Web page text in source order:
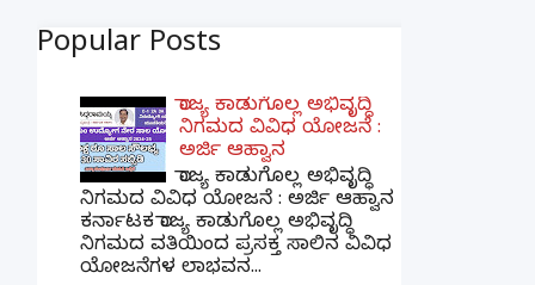
Popular Posts
ರಾಜ್ಯ ಕಾಡುಗೊಲ್ಲ ಅಭಿವೃದ್ಧಿ
ನಿಗಮದ ವಿವಿಧ ಯೋಜನೆ :
ಅರ್ಜಿ ಆಹ್ವಾನ
ರಾಜ್ಯ ಕಾಡುಗೊಲ್ಲ ಅಭಿವೃದ್ಧಿ
ನಿಗಮದ ವಿವಿಧ ಯೋಜನೆ : ಅರ್ಜಿ ಆಹ್ವಾನ
ಕರ್ನಾಟಕ ರಾಜ್ಯ ಕಾಡುಗೊಲ್ಲ ಅಭಿವೃದ್ಧಿ
ನಿಗಮದ ವತಿಯಿಂದ ಪ್ರಸಕ್ತ ಸಾಲಿನ ವಿವಿಧ
ಯೋಜನೆಗಳ ಲಾಭವನ...